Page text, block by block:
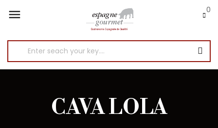
 0
CAVA LOLA